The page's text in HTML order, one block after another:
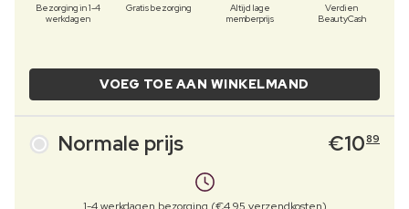
Bezorging in 1-4
werkdagen
Gratis bezorging
Altijd lage
memberprijs
Verdien
BeautyCash
VOEG TOE AAN WINKELMAND
Normale prijs €1089